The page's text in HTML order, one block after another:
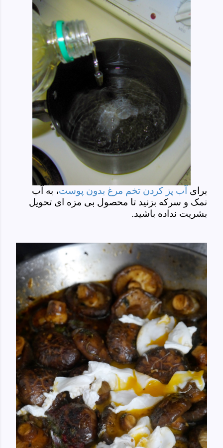
برای آب پز کردن تخم مرغ بدون پوست، به آب
نمک و سرکه بزنید تا محصول بی مزه ای تحویل
بشریت نداده باشید.